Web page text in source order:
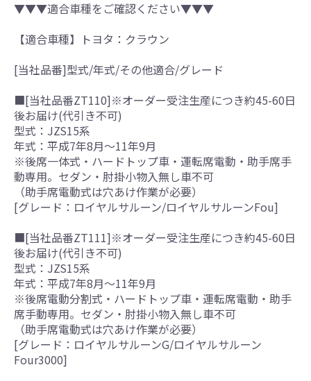
▼▼▼適合車種をご確認ください▼▼▼
【適合車種】トヨタ：クラウン
[当社品番]型式/年式/その他適合/グレード
■[当社品番ZT110]※オーダー受注生産につき約45-60日
後お届け(代引き不可)
型式：JZS15系
年式：平成7年8月～11年9月
※後席一体式・ハードトップ車・運転席電動・助手席手
動専用。セダン・肘掛小物入無し車不可
（助手席電動式は穴あけ作業が必要）
[グレード：ロイヤルサルーン/ロイヤルサルーンFou]
■[当社品番ZT111]※オーダー受注生産につき約45-60日
後お届け(代引き不可)
型式：JZS15系
年式：平成7年8月～11年9月
※後席電動分割式・ハードトップ車・運転席電動・助手
席手動専用。セダン・肘掛小物入無し車不可
（助手席電動式は穴あけ作業が必要）
[グレード：ロイヤルサルーンG/ロイヤルサルーン
Four3000]